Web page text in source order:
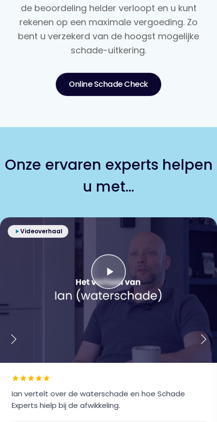
de beoordeling helder verloopt en u kunt
rekenen op een maximale vergoeding. Zo
bent u verzekerd van de hoogst mogelijke
schade-uitkering.
Online Schade Check
Onze ervaren experts helpen
u met...
Videoverhaal
Ian vertelt over de waterschade en hoe Schade
Experts hielp bij de afwikkeling.